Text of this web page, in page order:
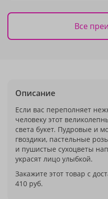
Все
Описание
Если вас переполняет
человеку этот
света букет. Пудровые и
гвоздики, пастельные
и пушистые сухоцветы
украсят лицо улыбкой.
Закажите этот товар с
410 руб.